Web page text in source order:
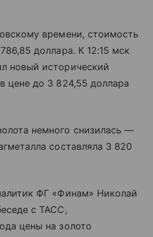
времени, стоимость
доллара. К 12:15 мск
новый исторический
цене до 3 824,55 доллара
немного снизилась —
составляла 3 820
ФГ «Финам» Николай
с ТАСС,
цены на золото